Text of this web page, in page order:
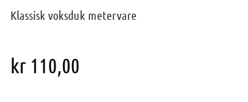
Klassisk voksduk metervare
kr 110,00